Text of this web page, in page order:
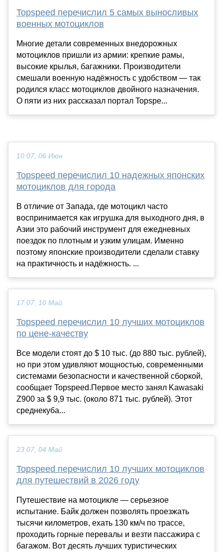
Topspeed перечислил 5 самых выносливых
военных мотоциклов
Многие детали современных внедорожных
мотоциклов пришли из армии: крепкие рамы,
высокие крылья, багажники. Производители
смешали военную надёжность с удобством — так
родился класс мотоциклов двойного назначения.
О пяти из них рассказал портал Topspe...
10:07, 06 Июн
Topspeed перечислил 10 надежных японских
мотоциклов для города
В отличие от Запада, где мотоцикл часто
воспринимается как игрушка для выходного дня, в
Азии это рабочий инструмент для ежедневных
поездок по плотным и узким улицам. Именно
поэтому японские производители сделали ставку
на практичность и надёжность. ...
17:07, 10 Май
Topspeed перечислил 10 лучших мотоциклов
по цене-качеству
Все модели стоят до $ 10 тыс. (до 880 тыс. рублей),
но при этом удивляют мощностью, современными
системами безопасности и качественной сборкой,
сообщает Topspeed.Первое место занял Kawasaki
Z900 за $ 9,9 тыс. (около 871 тыс. рублей). Этот
среднекуба...
23:07, 04 Май
Topspeed перечислил 10 лучших мотоциклов
для путешествий в 2026 году
Путешествие на мотоцикле — серьезное
испытание. Байк должен позволять проезжать
тысячи километров, ехать 130 км/ч по трассе,
проходить горные перевалы и везти пассажира с
багажом. Вот десять лучших туристических